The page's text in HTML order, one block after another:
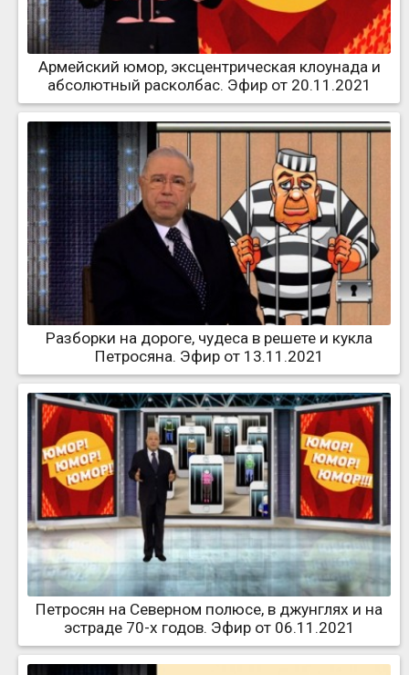
Армейский юмор, эксцентрическая клоунада и
абсолютный расколбас. Эфир от 20.11.2021
Разборки на дороге, чудеса в решете и кукла
Петросяна. Эфир от 13.11.2021
Петросян на Северном полюсе, в джунглях и на
эстраде 70-х годов. Эфир от 06.11.2021